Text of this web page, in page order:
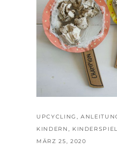
UPCYCLING ,
KINDERN ,
MÄRZ 25, 2020